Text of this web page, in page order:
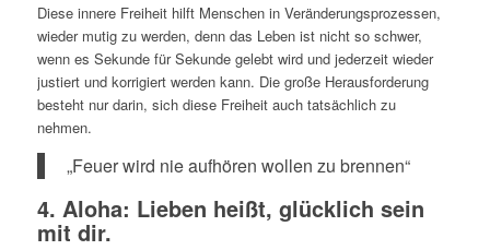
Diese innere Freiheit hilft Menschen in Veränderungsprozessen,
wieder mutig zu werden, denn das Leben ist nicht so schwer,
wenn es Sekunde für Sekunde gelebt wird und jederzeit wieder
justiert und korrigiert werden kann. Die große Herausforderung
besteht nur darin, sich diese Freiheit auch tatsächlich zu
nehmen.
„Feuer wird nie aufhören wollen zu brennen“
4. Aloha: Lieben heißt, glücklich sein
mit dir.